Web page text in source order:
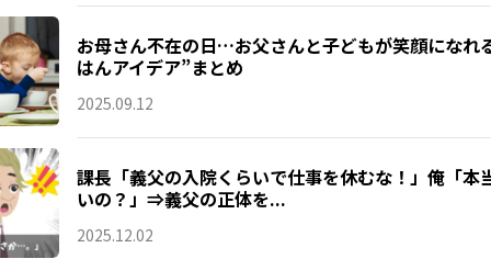
お母さん不在の日…お父さんと子どもが笑顔になれ
はんアイデア”まとめ
2025.09.12
課長「義父の入院くらいで仕事を休むな！」俺「本
いの？」⇒義父の正体を...
2025.12.02